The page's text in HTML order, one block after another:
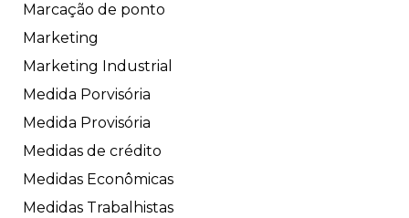
Marcação de ponto
Marketing
Marketing Industrial
Medida Porvisória
Medida Provisória
Medidas de crédito
Medidas Econômicas
Medidas Trabalhistas